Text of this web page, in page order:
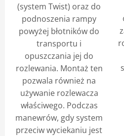
(system Twist) oraz do
podnoszenia rampy
powyżej błotników do
transportu i
opuszczania jej do
rozlewania. Montaż ten
pozwala również na
używanie rozlewacza
właściwego. Podczas
manewrów, gdy system
przeciw wyciekaniu jest